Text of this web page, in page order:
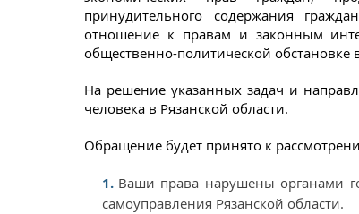
принудительного содержания
отношение к правам и законным
общественно-политической обстановке
На решение указанных задач и
человека в Рязанской области.
Обращение будет принято к
Ваши права нарушены органами
самоуправления Рязанской области.